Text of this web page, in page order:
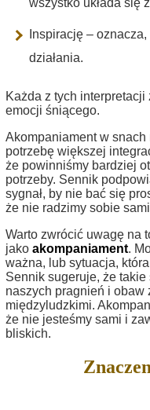
wszystko układa się
Inspirację –
działania.
Każda z tych
emocji śniącego.
Akompaniament w
potrzebę większej
że powinniśmy bardziej
potrzeby. Sennik
sygnał, by nie bać się
że nie radzimy sobie
Warto zwrócić uwagę na
jako akompaniament.
ważna, lub sytuacja,
Sennik sugeruje, że
naszych pragnień i obaw
międzyludzkimi.
że nie jesteśmy sami i
bliskich.